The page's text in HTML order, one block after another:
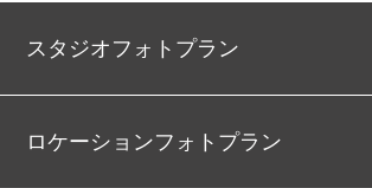
スタジオフォトプラン
ロケーションフォトプラン